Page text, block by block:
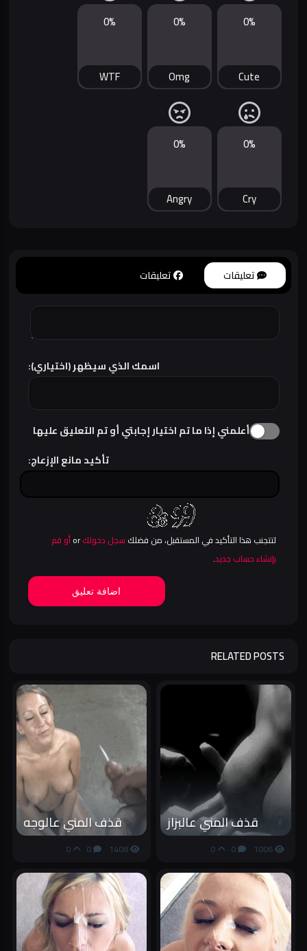
0%
Cute
0%
Omg
0%
WTF
0%
Cry
0%
Angry
تعليقات تعليقات
اسمك الذي سيظهر (اختياري):
أعلمني إذا ما تم اختيار إجابتي أو تم التعليق عليها
تأكيد مانع الإزعاج:
لتتجنب هذا التأكيد في المستقبل، من فضلك سجل دخولكor
أو قم
بإنشاء حساب جديد.
اضافة تعليق
RELATED POSTS
قذف المني عالبزاز
1006
0
0
قذف المني عالوجه
1408
0
0